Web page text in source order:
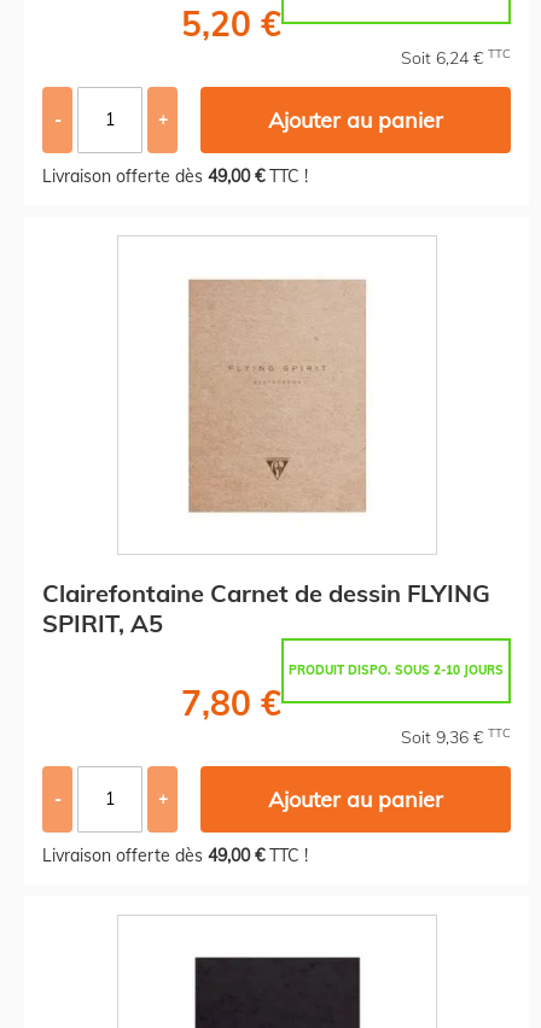
5,20 €
Soit 6,24 € TTC
- + Ajouter au panier
Livraison offerte dès 49,00 €TTC !
Clairefontaine Carnet de dessin FLYING
SPIRIT, A5
PRODUIT DISPO. SOUS 2-10 JOURS
7,80 €
Soit 9,36 € TTC
- + Ajouter au panier
Livraison offerte dès 49,00 €TTC !